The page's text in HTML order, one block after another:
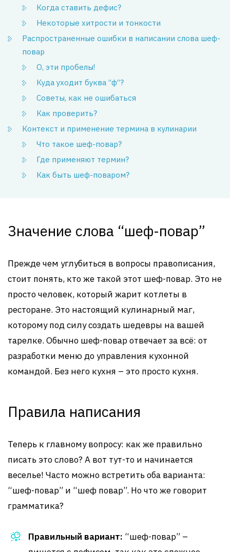
Когда ставить дефис?
Некоторые хитрости и тонкости
Распространенные ошибки в написании слова шеф-
повар
О, эти пробелы!
Куда уходит буква “ф”?
Советы, как не ошибаться
Как проверить?
Контекст и применение термина в кулинарии
Что такое шеф-повар?
Где применяют термин?
Как быть шеф-поваром?
Значение слова “шеф-повар”
Прежде чем углубиться в вопросы правописания,
стоит понять, кто же такой этот шеф-повар. Это не
просто человек, который жарит котлеты в
ресторане. Это настоящий кулинарный маг,
которому под силу создать шедевры на вашей
тарелке. Обычно шеф-повар отвечает за всё: от
разработки меню до управления кухонной
командой. Без него кухня – это просто кухня.
Правила написания
Теперь к главному вопросу: как же правильно
писать это слово? А вот тут-то и начинается
веселье! Часто можно встретить оба варианта:
“шеф-повар” и “шеф повар”. Но что же говорит
грамматика?
Правильный вариант: “шеф-повар” –